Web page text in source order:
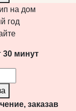
год
30 минут
заказав